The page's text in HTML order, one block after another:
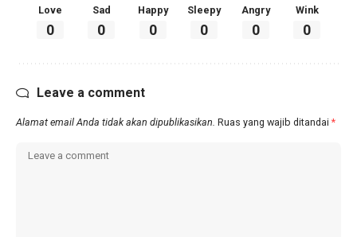
Love
0
Sad
0
Happy
0
Sleepy
0
Angry
0
Wink
0
Leave a comment
Alamat email Anda tidak akan dipublikasikan. Ruas yang wajib ditandai *